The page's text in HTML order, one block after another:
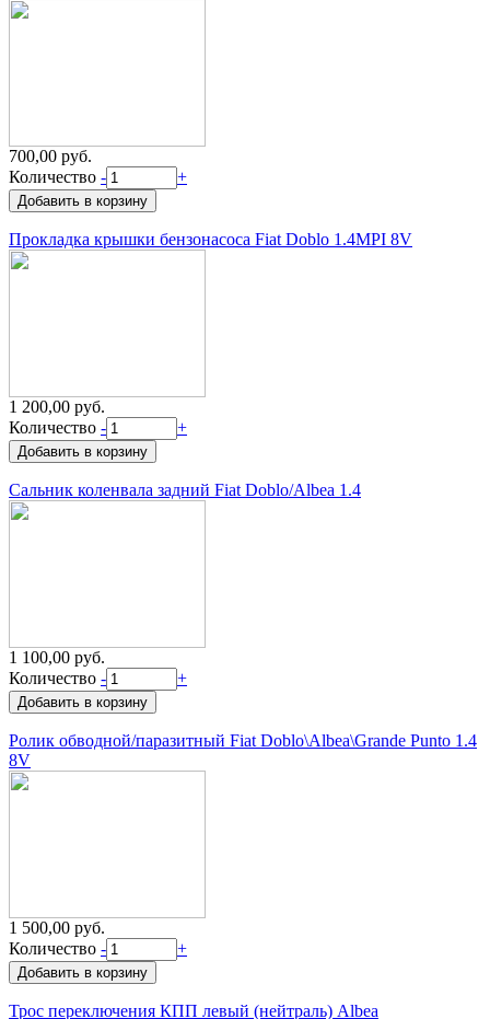
700,00 руб.
Количество - +
Прокладка крышки бензонасоса Fiat Doblo 1.4MPI 8V
1 200,00 руб.
Количество - +
Сальник коленвала задний Fiat Doblo/Albea 1.4
1 100,00 руб.
Количество - +
Ролик обводной/паразитный Fiat Doblo\Albea\Grande Punto 1.4
8V
1 500,00 руб.
Количество - +
Трос переключения КПП левый (нейтраль) Albea